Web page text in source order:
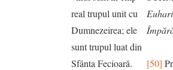
real trupul unit cu
Dumnezeirea; ele
sunt trupul luat din
Sfânta Fecioară.
[50]